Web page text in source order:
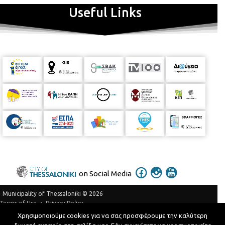
Useful Links
on Social Media
Municipality of Thessaloniki © 2026
Terms of Use
Privacy Policy
Telephone Catalog
Χρησιμοποιούμε cookies για να σας προσφέρουμε την καλύτερη